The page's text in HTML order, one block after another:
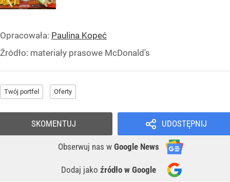
Opracowała: Paulina Kopeć
Źródło: materiały prasowe McDonald's
Twój portfel Oferty
UDOSTĘPNIJ
Obserwuj nas w Google News
Dodaj jako źródło w Google
SKOMENTUJ